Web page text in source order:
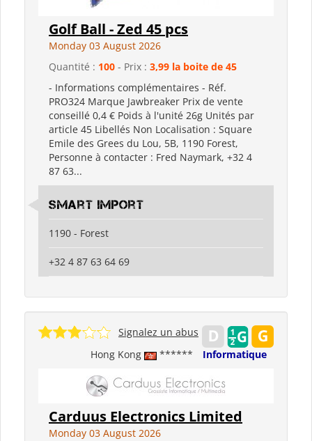
Golf Ball - Zed 45 pcs
Monday 03 August 2026
Quantité : 100 - Prix : 3,99 la boite de 45
- Informations complémentaires - Réf.
PRO324 Marque Jawbreaker Prix de vente
conseillé 0,4 € Poids à l'unité 26g Unités par
article 45 Libellés Non Localisation : Square
Emile des Grees du Lou, 5B, 1190 Forest,
Personne à contacter : Fred Naymark, +32 4
87 63...
Smart Import
1190 - Forest
+32 4 87 63 64 69
Hong Kong ****** Informatique
Signalez un abus
Carduus Electronics Limited
Monday 03 August 2026